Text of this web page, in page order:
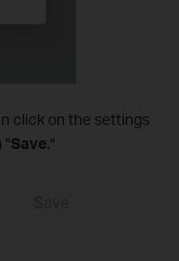
click on the settings
"Save."